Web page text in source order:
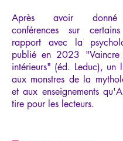
Après avoir donné
conférences sur
rapport avec la
publié en 2023 "Vaincre
intérieurs" (éd. Leduc), un
aux monstres de la
et aux enseignements
tire pour les lecteurs.